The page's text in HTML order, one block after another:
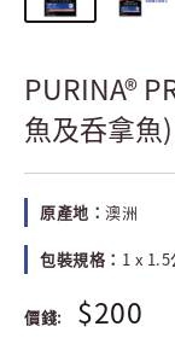
PURINA®
魚及呑拿魚
原產地： 澳洲
包裝規格： 1 x 1.5
價錢: $200